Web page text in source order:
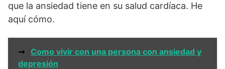
que la ansiedad tiene en su salud cardíaca. He
aquí cómo.
➞
Como vivir con una persona con ansiedad y
depresión